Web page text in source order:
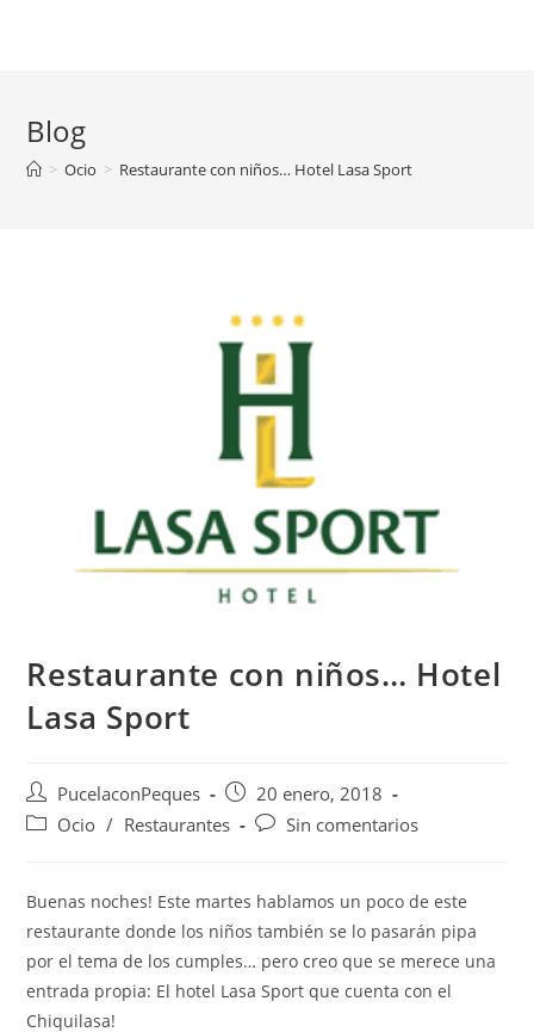
Blog
> Ocio > Restaurante con niños… Hotel Lasa Sport
Restaurante con niños… Hotel
Lasa Sport
PucelaconPeques
20 enero, 2018
Ocio / Restaurantes Sin comentarios
Buenas noches! Este martes hablamos un poco de este
restaurante donde los niños también se lo pasarán pipa
por el tema de los cumples… pero creo que se merece una
entrada propia: El hotel Lasa Sport que cuenta con el
Chiquilasa!